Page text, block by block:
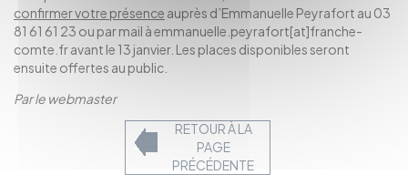
confirmer votre présence auprès d’Emmanuelle Peyrafort au 03
81 61 61 23 ou par mail à emmanuelle.peyrafort[at]franche-
comte.fr avant le 13 janvier. Les places disponibles seront
ensuite offertes au public.
Par le webmaster
RETOUR À LA
PAGE
PRÉCÉDENTE